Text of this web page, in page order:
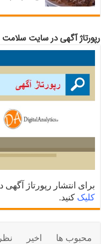
رپورتاژ آگهی در سایت
برای انتشار رپورتاژ
کلیک کنید.
محبوب ها اخیر نظر